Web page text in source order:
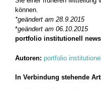
können.
*geändert am 28.9.2015
*geändert am 06.10.2015
portfolio institutionell
Autoren: portfolio
In Verbindung stehende